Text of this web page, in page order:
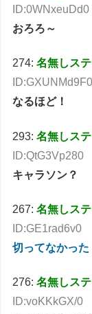
ID:0WNxeuDd0
おろろ～
274:名無しス
ID:GXUNMd9F0
なるほど！
293:名無しス
ID:QtG3Vp280
キャラソン？
267:名無しス
ID:GE1rad6v0
切ってなかっ
276:名無しス
ID:voKKkGX/0